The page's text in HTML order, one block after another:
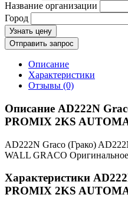
Название организации
Город
Узнать цену
Отправить запрос
Описание
Характеристики
Отзывы (0)
Описание AD222N
PROMIX 2KS
AD222N Graco (Грако)
WALL GRACO Оригинальное
Характеристики
PROMIX 2KS